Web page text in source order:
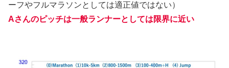
ーフやフルマラソンとしては適正値ではない）
Aさんのピッチは一般ランナーとしては限界に近い